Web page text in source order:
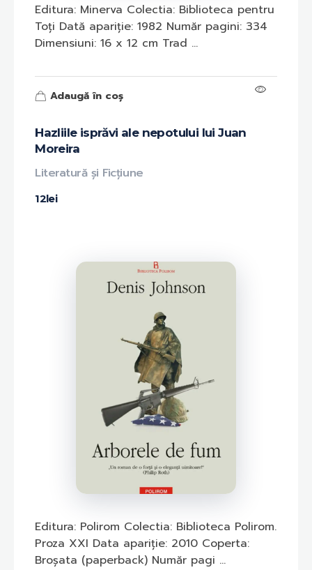
Hazliile isprăvi ale nepotului lui Juan
Moreira
12lei
Literatură și Ficțiune
Editura: Minerva Colectia: Biblioteca pentru
Toți Dată apariție: 1982 Număr pagini: 334
Dimensiuni: 16 x 12 cm Trad ...
Adaugă în coș
Editura: Polirom Colectia: Biblioteca Polirom.
Proza XXI Data apariție: 2010 Coperta:
Broșata (paperback) Număr pagi ...